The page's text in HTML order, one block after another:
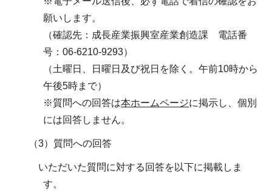
願いします。
（確認先：成長産業振興室産業創造課 電話番
号：06-6210-9293）
（土曜日、日曜日及び祝日を除く。午前10時から
午後5時まで）
※質問への回答は本ホームページに掲示し、個別
には回答しません。
（3）質問への回答
いただいた質問に対する回答を以下に掲載しま
す。